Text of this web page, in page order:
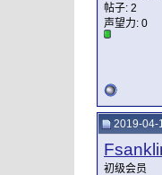
帖子: 2
声望力: 0
2019-04-
初级会员